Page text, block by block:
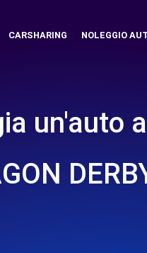
CARSHARING NOLEGGIO
un'auto a